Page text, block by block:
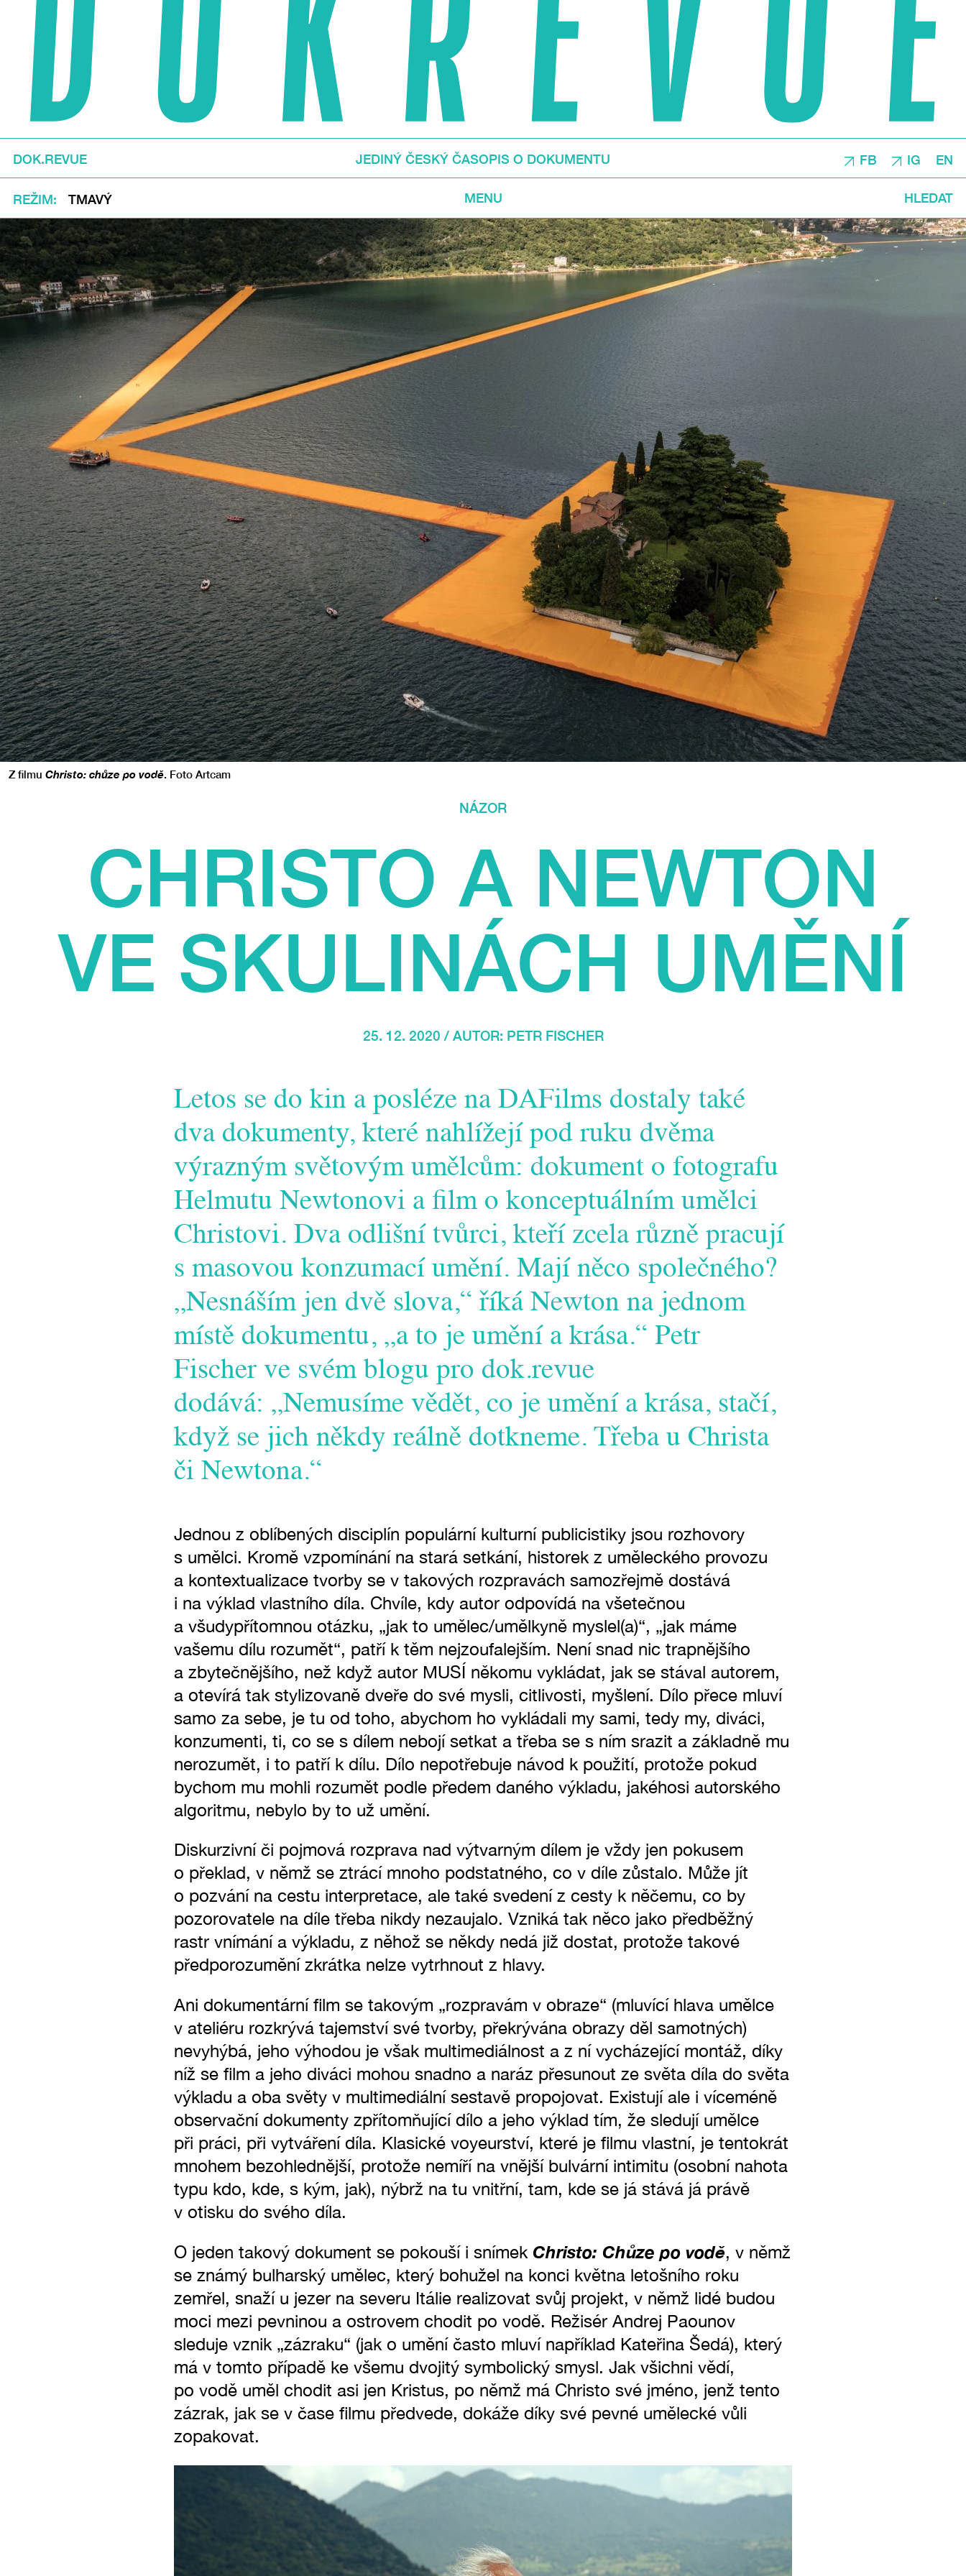
DOK.REVUE JEDINÝ ČESKÝ ČASOPIS O DOKUMENTU FB IG EN
REŽIM TMAVÝ MENU HLEDAT
Z filmu Christo: chůze po vodě. Foto Artcam
NÁZOR
CHRISTO A NEWTON
VE SKULINÁCH UMĚNÍ
25. 12. 2020 / AUTOR: PETR FISCHER
Letos se do kin a posléze na DAFilms dostaly také
dva dokumenty, které nahlížejí pod ruku dvěma
výrazným světovým umělcům: dokument o fotografu
Helmutu Newtonovi a film o konceptuálním umělci
Christovi. Dva odlišní tvůrci, kteří zcela různě pracují
s masovou konzumací umění. Mají něco společného?
„Nesnáším jen dvě slova,“ říká Newton na jednom
místě dokumentu, „a to je umění a krása.“ Petr
Fischer ve svém blogu pro dok.revue
dodává: „Nemusíme vědět, co je umění a krása, stačí,
když se jich někdy reálně dotkneme. Třeba u Christa
či Newtona.“
Jednou z oblíbených disciplín populární kulturní publicistiky jsou rozhovory
s umělci. Kromě vzpomínání na stará setkání, historek z uměleckého provozu
a kontextualizace tvorby se v takových rozpravách samozřejmě dostává
i na výklad vlastního díla. Chvíle, kdy autor odpovídá na všetečnou
a všudypřítomnou otázku, „jak to umělec/umělkyně myslel(a)“, „jak máme
vašemu dílu rozumět“, patří k těm nejzoufalejším. Není snad nic trapnějšího
a zbytečnějšího, než když autor MUSÍ někomu vykládat, jak se stával autorem,
a otevírá tak stylizovaně dveře do své mysli, citlivosti, myšlení. Dílo přece mluví
samo za sebe, je tu od toho, abychom ho vykládali my sami, tedy my, diváci,
konzumenti, ti, co se s dílem nebojí setkat a třeba se s ním srazit a základně mu
nerozumět, i to patří k dílu. Dílo nepotřebuje návod k použití, protože pokud
bychom mu mohli rozumět podle předem daného výkladu, jakéhosi autorského
algoritmu, nebylo by to už umění.
Diskurzivní či pojmová rozprava nad výtvarným dílem je vždy jen pokusem
o překlad, v němž se ztrácí mnoho podstatného, co v díle zůstalo. Může jít
o pozvání na cestu interpretace, ale také svedení z cesty k něčemu, co by
pozorovatele na díle třeba nikdy nezaujalo. Vzniká tak něco jako předběžný
rastr vnímání a výkladu, z něhož se někdy nedá již dostat, protože takové
předporozumění zkrátka nelze vytrhnout z hlavy.
Ani dokumentární film se takovým „rozpravám v obraze“ (mluvící hlava umělce
v ateliéru rozkrývá tajemství své tvorby, překrývána obrazy děl samotných)
nevyhýbá, jeho výhodou je však multimediálnost a z ní vycházející montáž, díky
níž se film a jeho diváci mohou snadno a naráz přesunout ze světa díla do světa
výkladu a oba světy v multimediální sestavě propojovat. Existují ale i víceméně
observační dokumenty zpřítomňující dílo a jeho výklad tím, že sledují umělce
při práci, při vytváření díla. Klasické voyeurství, které je filmu vlastní, je tentokrát
mnohem bezohlednější, protože nemíří na vnější bulvární intimitu (osobní nahota
typu kdo, kde, s kým, jak), nýbrž na tu vnitřní, tam, kde se já stává já právě
v otisku do svého díla.
O jeden takový dokument se pokouší i snímek Christo: Chůze po vodě, v němž
se známý bulharský umělec, který bohužel na konci května letošního roku
zemřel, snaží u jezer na severu Itálie realizovat svůj projekt, v němž lidé budou
moci mezi pevninou a ostrovem chodit po vodě. Režisér Andrej Paounov
sleduje vznik „zázraku“ (jak o umění často mluví například Kateřina Šedá), který
má v tomto případě ke všemu dvojitý symbolický smysl. Jak všichni vědí,
po vodě uměl chodit asi jen Kristus, po němž má Christo své jméno, jenž tento
zázrak, jak se v čase filmu předvede, dokáže díky své pevné umělecké vůli
zopakovat.